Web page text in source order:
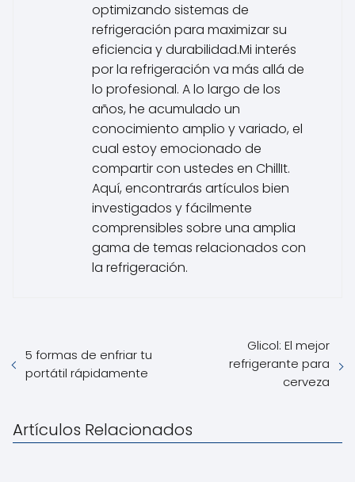
optimizando sistemas de
refrigeración para maximizar su
eficiencia y durabilidad.Mi interés
por la refrigeración va más allá de
lo profesional. A lo largo de los
años, he acumulado un
conocimiento amplio y variado, el
cual estoy emocionado de
compartir con ustedes en ChillIt.
Aquí, encontrarás artículos bien
investigados y fácilmente
comprensibles sobre una amplia
gama de temas relacionados con
la refrigeración.
5 formas de enfriar tu
portátil rápidamente
Glicol: El mejor
refrigerante para
cerveza
Artículos Relacionados